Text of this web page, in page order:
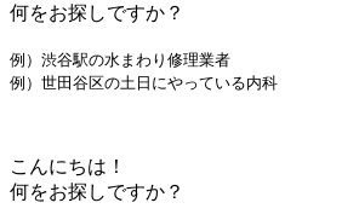
何をお探しですか？
例）渋谷駅の水まわり修理業者
例）世田谷区の土日にやっている内科
こんにちは！
何をお探しですか？